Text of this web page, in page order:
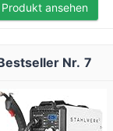
Produkt ansehen
7